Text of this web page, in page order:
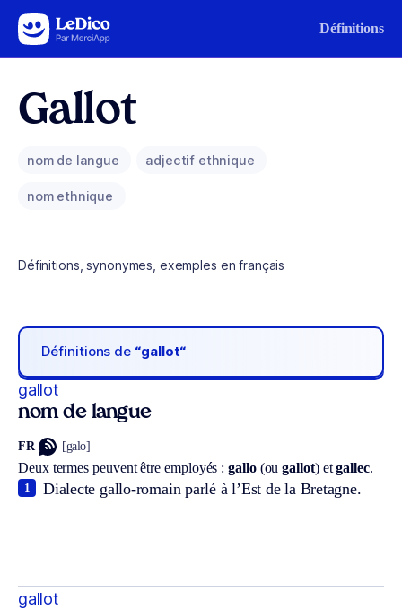
Aller au contenu Définitions
Gallot
nom de langue adjectif ethnique
nom ethnique
Définitions, synonymes, exemples en français
Définitions de “gallot“
gallot
nom de langue
FR [galo]
Deux termes peuvent être employés :gallo(ougallot) etgallec.
Dialecte gallo-romain parlé à l’Est de la Bretagne.
1
gallot